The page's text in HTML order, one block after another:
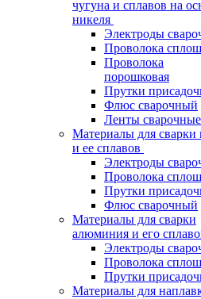
чугуна и сплавов на
никеля
Электроды
Проволока
Проволока
порошковая
Прутки
Флюс сварочный
Ленты сварочные
Материалы для сварки
и ее сплавов
Электроды
Проволока
Прутки
Флюс сварочный
Материалы для сварки
алюминия и его
Электроды
Проволока
Прутки
Материалы для